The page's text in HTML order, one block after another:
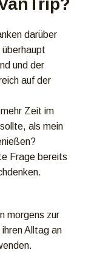
darüber
und der
auf der
Zeit im
als mein
Frage bereits
morgens zur
Alltag an